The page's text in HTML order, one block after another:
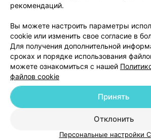
Персональные настройки
Обработка персональных
© 2026 ООО «Артокс Лаб», УНП 191700409|
рекомендаций.
Вы можете настроить параметры
cookie или изменить свое согласие в
Для получения дополнительной
сроках и порядке использования
можете ознакомиться с нашей
файлов cookie
Отклонить
Принять
Персональные настройки